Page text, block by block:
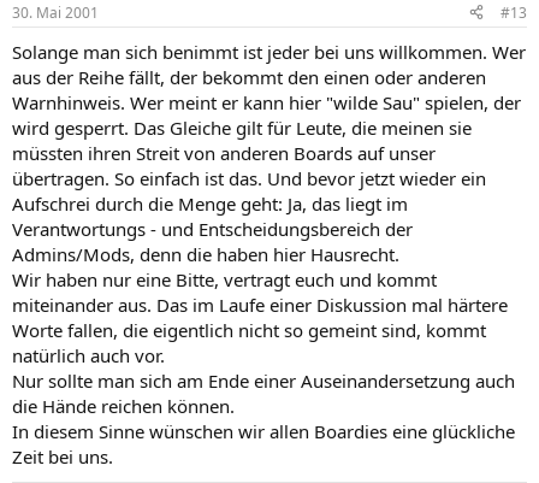
30. Mai 2001 #13
Solange man sich benimmt ist jeder bei uns willkommen. Wer
aus der Reihe fällt, der bekommt den einen oder anderen
Warnhinweis. Wer meint er kann hier "wilde Sau" spielen, der
wird gesperrt. Das Gleiche gilt für Leute, die meinen sie
müssten ihren Streit von anderen Boards auf unser
übertragen. So einfach ist das. Und bevor jetzt wieder ein
Aufschrei durch die Menge geht: Ja, das liegt im
Verantwortungs - und Entscheidungsbereich der
Admins/Mods, denn die haben hier Hausrecht.
Wir haben nur eine Bitte, vertragt euch und kommt
miteinander aus. Das im Laufe einer Diskussion mal härtere
Worte fallen, die eigentlich nicht so gemeint sind, kommt
natürlich auch vor.
Nur sollte man sich am Ende einer Auseinandersetzung auch
die Hände reichen können.
In diesem Sinne wünschen wir allen Boardies eine glückliche
Zeit bei uns.